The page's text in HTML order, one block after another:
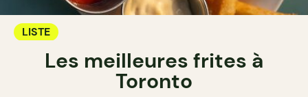
LISTE
Les meilleures frites à
Toronto